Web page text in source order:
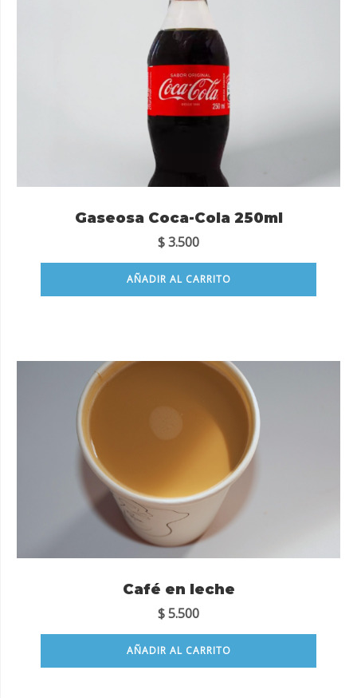
Gaseosa Coca-Cola 250ml
$3.500
AÑADIR AL CARRITO
Café en leche
$5.500
AÑADIR AL CARRITO